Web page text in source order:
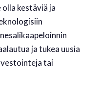
kestäviä ja
ja tukea uusia
tai